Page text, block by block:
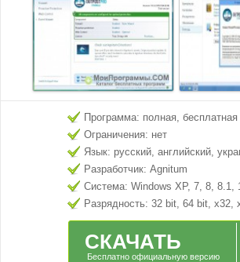
Программа: полная, бесплатная
Ограничения: нет
Язык: русский, английский,
Разработчик: Agnitum
Система: Windows XP, 7, 8, 8.1,
Разрядность: 32 bit, 64 bit, x32,
СКАЧАТЬ
Бесплатно официальную версию